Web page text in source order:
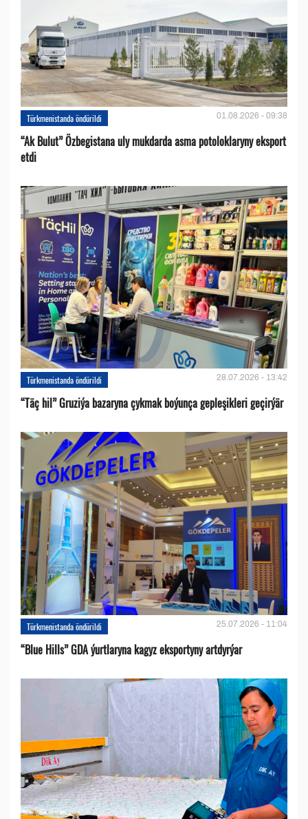
Türkmenistanda öndürildi 01.08.2026 - 09:38
“Ak Bulut” Özbegistana uly mukdarda asma potoloklaryny eksport
etdi
Türkmenistanda öndürildi 28.07.2026 - 13:42
“Täç hil” Gruziýa bazaryna çykmak boýunça gepleşikleri geçirýär
Türkmenistanda öndürildi 25.07.2026 - 11:04
“Blue Hills” GDA ýurtlaryna kagyz eksportyny artdyrýar